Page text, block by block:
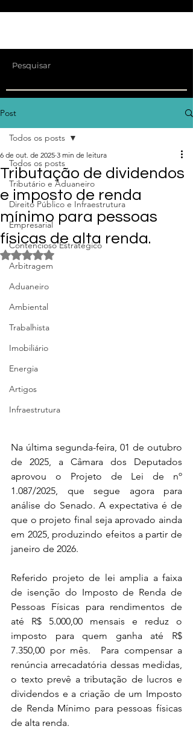
Post
Todos os posts
Tributário e Aduaneiro
Direito Público e Infraestrutura
Empresarial
Contencioso Estratégico
Arbitragem
Aduaneiro
Ambiental
Trabalhista
Imobiliário
Energia
Artigos
Infraestrutura
Todos os posts
Tributação de dividendos
e imposto de renda
mínimo para pessoas
físicas de alta renda.
6 de out. de 2025 3 min de leitura
Avaliado com NaN de 5 estrelas.
Na última segunda-feira, 01 de outubro
de 2025, a Câmara dos Deputados
aprovou o Projeto de Lei de nº
1.087/2025, que segue agora para
análise do Senado. A expectativa é de
que o projeto final seja aprovado ainda
em 2025, produzindo efeitos a partir de
janeiro de 2026.
Referido projeto de lei amplia a faixa
de isenção do Imposto de Renda de
Pessoas Físicas para rendimentos de
até R$ 5.000,00 mensais e reduz o
imposto para quem ganha até R$
7.350,00 por mês.  Para compensar a
renúncia arrecadatória dessas medidas,
o texto prevê a tributação de lucros e
dividendos e a criação de um Imposto
de Renda Mínimo para pessoas físicas
de alta renda.